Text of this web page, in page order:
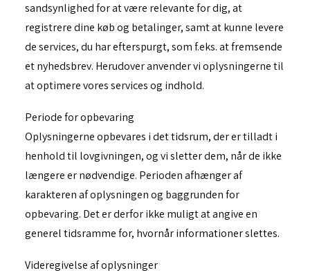
sandsynlighed for at være relevante for dig, at
registrere dine køb og betalinger, samt at kunne levere
de services, du har efterspurgt, som f.eks. at fremsende
et nyhedsbrev. Herudover anvender vi oplysningerne til
at optimere vores services og indhold.
Periode for opbevaring
Oplysningerne opbevares i det tidsrum, der er tilladt i
henhold til lovgivningen, og vi sletter dem, når de ikke
længere er nødvendige. Perioden afhænger af
karakteren af oplysningen og baggrunden for
opbevaring. Det er derfor ikke muligt at angive en
generel tidsramme for, hvornår informationer slettes.
Videregivelse af oplysninger